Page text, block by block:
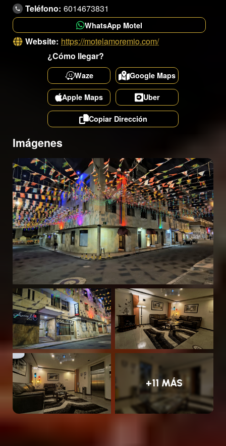
Teléfono: 6014673831
WhatsApp Motel
Website: https://motelamoremio.com/
¿Cómo llegar?
Waze Google Maps
Apple Maps Uber
Copiar Dirección
Imágenes
+11 MÁS